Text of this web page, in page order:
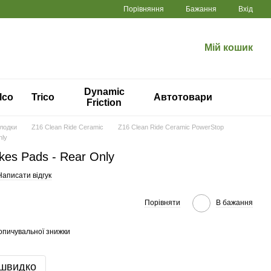
Порівняння Бажання Вхід
Мій кошик
Trico
Dynamic
Friction
Автотовари
Z16 Clean Ride Ceramic
Z16 Clean Ride Ceramic PowerStop
Pads - Rear Only
відгук
Порівняти В бажання
знижки